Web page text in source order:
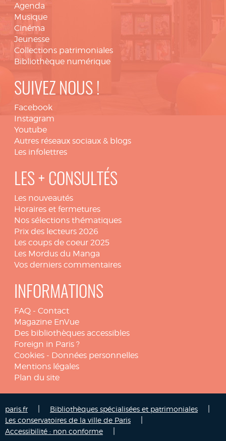
Agenda
Musique
Cinéma
Jeunesse
Collections patrimoniales
Bibliothèque numérique
SUIVEZ NOUS !
Facebook
Instagram
Youtube
Autres réseaux sociaux & blogs
Les infolettres
LES + CONSULTÉS
Les nouveautés
Horaires et fermetures
Nos sélections thématiques
Prix des lecteurs 2026
Les coups de coeur 2025
Les Mordus du Manga
Vos derniers commentaires
INFORMATIONS
FAQ - Contact
Magazine EnVue
Des bibliothèques accessibles
Foreign in Paris ?
Cookies - Données personnelles
Mentions légales
Plan du site
paris.fr Bibliothèques spécialisées et patrimoniales
Les conservatoires de la ville de Paris
Accessibilité : non conforme